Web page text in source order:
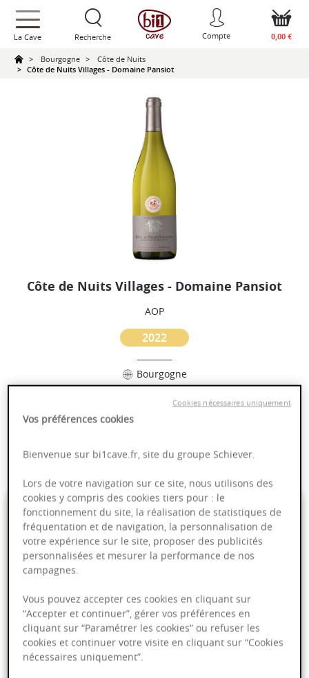
text.skipToContent
text.skipToNavigation
La Cave Recherche Compte 0,00 €
Bourgogne
Côte de Nuits
Côte de Nuits Villages - Domaine Pansiot
Côte de Nuits Villages - Domaine Pansiot
AOP
2022
Bourgogne
Complexité
Fruité
18,99 €
75cl - soit25,32 €/ L
Ajouter au panier
Livraison offerte dans nos points de vente
Vos préférences cookies
Bienvenue sur bi1cave.fr, site du groupe Schiever.
Lors de votre navigation sur ce site, nous utilisons des
cookies y compris des cookies tiers pour : le
fonctionnement du site, la réalisation de statistiques de
fréquentation et de navigation, la personnalisation de
votre expérience sur le site, proposer des publicités
personnalisées et mesurer la performance de nos
campagnes.
Vous pouvez accepter ces cookies en cliquant sur
“Accepter et continuer”, gérer vos préférences en
cliquant sur “Paramétrer les cookies” ou refuser les
cookies et continuer votre visite en cliquant sur “Cookies
nécessaires uniquement”.
Cookies nécessaires uniquement